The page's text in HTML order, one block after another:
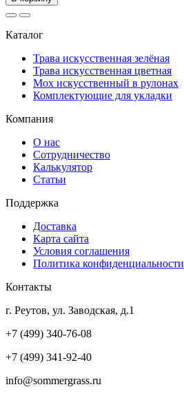
Каталог
Трава искусственная зелёная
Трава искусственная цветная
Мох искусственный в рулонах
Комплектующие для укладки
Компания
О нас
Сотрудничество
Калькулятор
Статьи
Поддержка
Доставка
Карта сайта
Условия соглашения
Политика конфиденциальности
Контакты
г. Реутов, ул. Заводская, д.1
+7 (499) 340-76-08
+7 (499) 341-92-40
info@sommergrass.ru